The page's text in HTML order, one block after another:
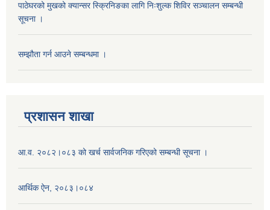
पाठेघरको मुखको क्यान्सर स्क्रिनिङका लागि निःशुल्क शिविर सञ्चालन सम्बन्धी
सूचना ।
सम्झौता गर्न आउने सम्बन्धमा ।
प्रशासन शाखा
आ.व. २०८२।०८३ को खर्च सार्वजनिक गरिएको सम्बन्धी सूचना ।
आर्थिक ऐन, २०८३।०८४